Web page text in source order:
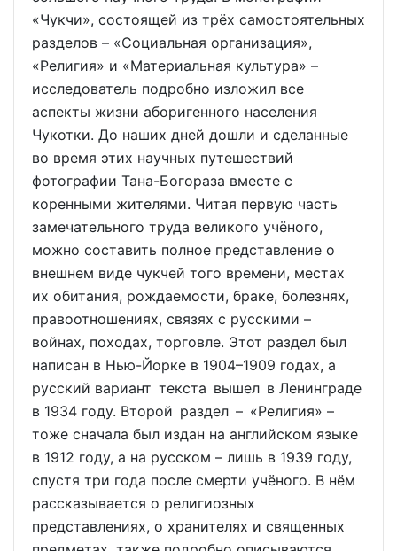
«Чукчи», состоящей из трёх самостоятельных
разделов – «Социальная организация»,
«Религия» и «Материальная культура» –
исследователь подробно изложил все
аспекты жизни аборигенного населения
Чукотки. До наших дней дошли и сделанные
во время этих научных путешествий
фотографии Тана-Богораза вместе с
коренными жителями. Читая первую часть
замечательного труда великого учёного,
можно составить полное представление о
внешнем виде чукчей того времени, местах
их обитания, рождаемости, браке, болезнях,
правоотношениях, связях с русскими –
войнах, походах, торговле. Этот раздел был
написан в Нью-Йорке в 1904–1909 годах, а
русский вариант текста вышел в Ленинграде
в 1934 году. Второй раздел – «Религия» –
тоже сначала был издан на английском языке
в 1912 году, а на русском – лишь в 1939 году,
спустя три года после смерти учёного. В нём
рассказывается о религиозных
представлениях, о хранителях и священных